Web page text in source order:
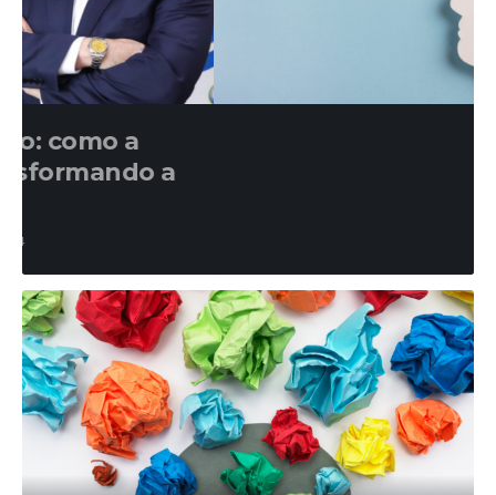
NOTÍCIAS
Produtividade neurodiversa:
TDAH e novas abordagens de